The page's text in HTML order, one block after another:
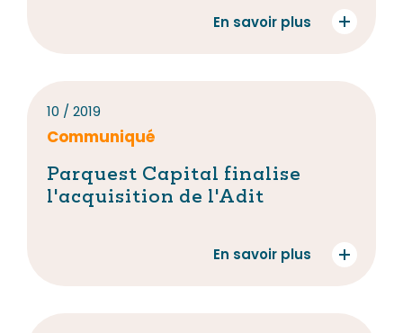
En savoir plus
10 / 2019
Communiqué
Parquest Capital finalise
l'acquisition de l'Adit
En savoir plus